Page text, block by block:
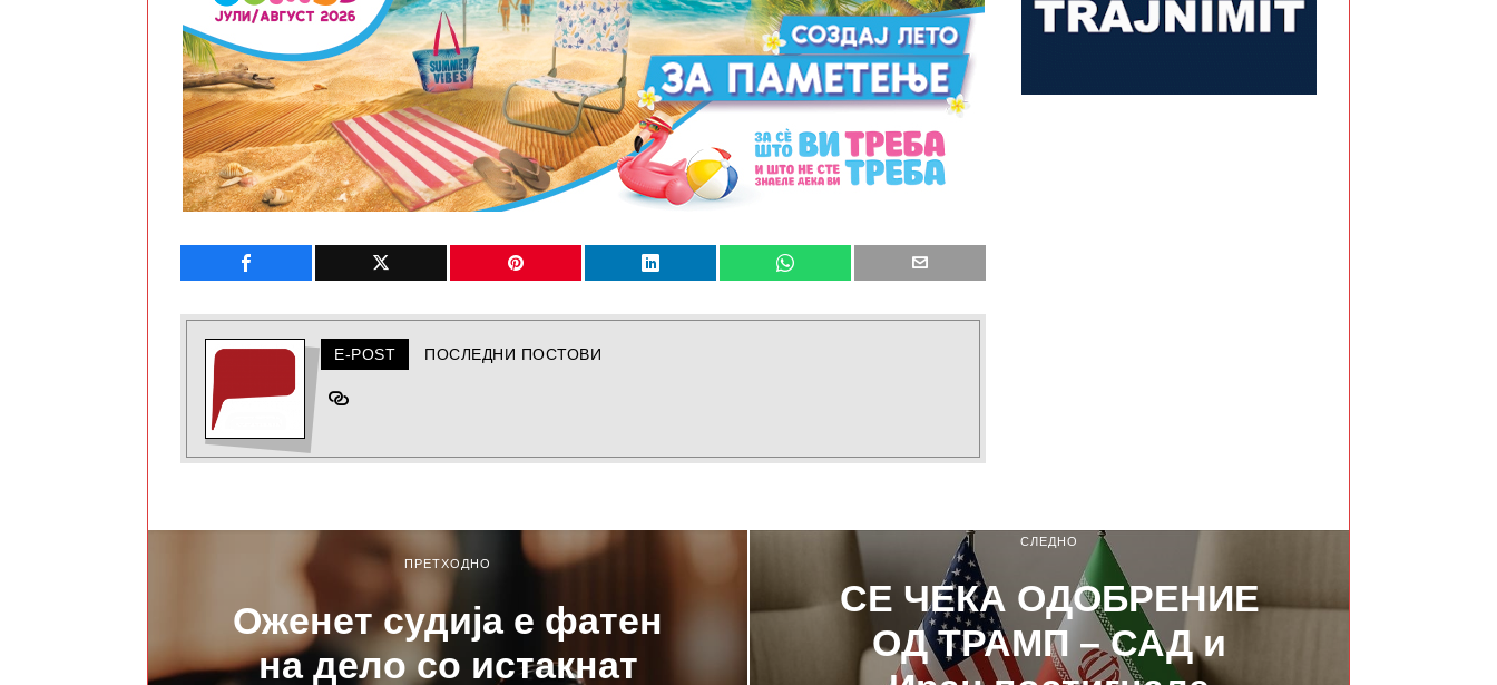
E-POST ПОСЛЕДНИ ПОСТОВИ
ПРЕТХОДНО
Оженет судија е фатен
на дело со истакнат
СЛЕДНО
СЕ ЧЕКА ОДОБРЕНИЕ
ОД ТРАМП – САД и